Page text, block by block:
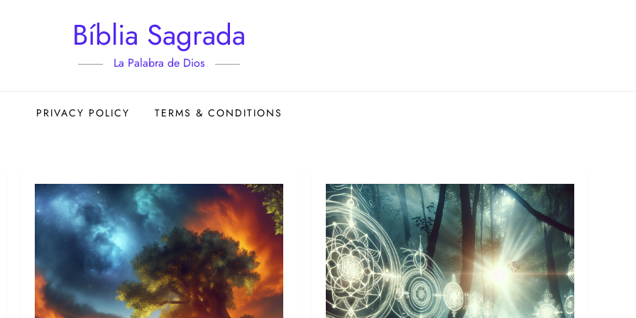
Bíblia Sagrada
La Palabra de Dios
PRIVACY POLICY TERMS & CONDITIONS